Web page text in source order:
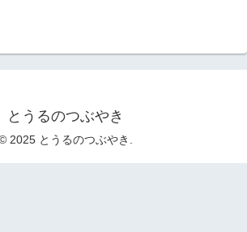
とうるのつぶやき
2025 とうるのつぶやき.